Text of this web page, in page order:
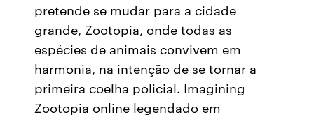
pretende se mudar para a cidade
grande, Zootopia, onde todas as
espécies de animais convivem em
harmonia, na intenção de se tornar a
primeira coelha policial. Imagining
Zootopia online legendado em